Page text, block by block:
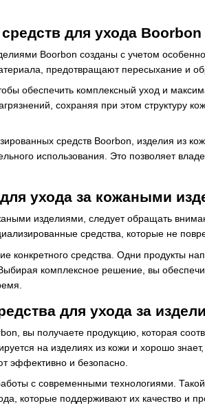
для ухода Boorbon
Boorbon созданы с учетом
предотвращают пересыхание и
обеспечить комплексный уход и
сохраняя при этом структуру
средств Boorbon, изделия из
использования. Это позволяет
ухода за кожаными
изделиями, следует обращать
средства, которые не
конкретного средства. Одни продукты
комплексное решение, вы
для ухода за
вы получаете продукцию, которая
на изделиях из кожи и хорошо
эффективно и безопасно.
с современными технологиями.
которые поддерживают их качество и